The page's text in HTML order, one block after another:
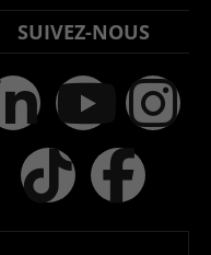
SUIVEZ-NOUS